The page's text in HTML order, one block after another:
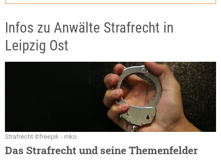
Infos zu Anwälte Strafrecht in
Leipzig Ost
Strafrecht ©freepik - mko
Das Strafrecht und seine Themenfelder